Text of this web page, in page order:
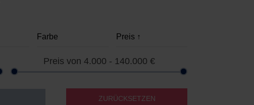
Preis von 4.000 - 140.000 €
ZURÜCKSETZEN